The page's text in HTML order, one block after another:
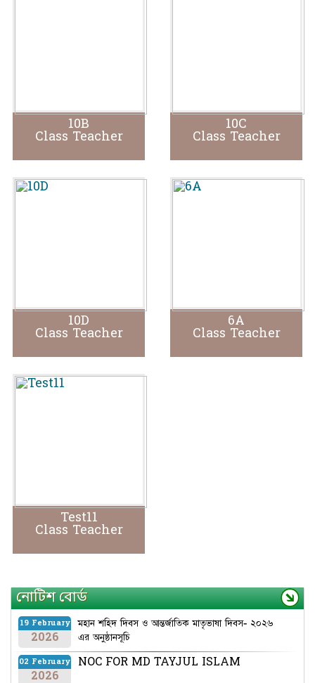
10B
Class Teacher
10C
Class Teacher
10D
Class Teacher
6A
Class Teacher
Test11
Class Teacher
নোটিশ বোর্ড
19 February
2026
মহান শহিদ দিবস ও আন্তর্জাতিক মাতৃভাষা দিবস- ২০২৬
এর অনুষ্ঠানসূচি
02 February
2026
NOC FOR MD TAYJUL ISLAM